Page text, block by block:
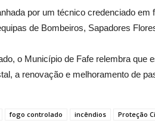
por um técnico credenciado
de Bombeiros, Sapadores
o Município de Fafe relembra que
a renovação e melhoramento de
fogo controlado incêndios Proteção